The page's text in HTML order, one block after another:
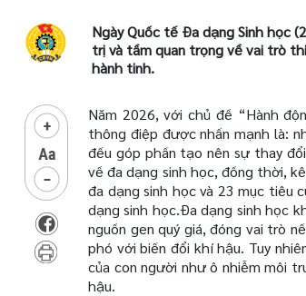
Ngày Quốc tế Đa dạng Sinh học
trị và tầm quan trọng về vai trò
hành tinh.
Năm 2026, với chủ đề “Hành
thông điệp được nhấn mạnh là:
đều góp phần tạo nên sự thay
về đa dạng sinh học, đồng thời,
đa dạng sinh học và 23 mục tiêu
dạng sinh học.Đa dạng sinh học
nguồn gen quý giá, đóng vai trò
phó với biến đổi khí hậu. Tuy
của con người như ô nhiễm môi
hậu.